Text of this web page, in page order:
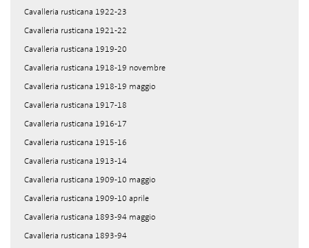
Cavalleria rusticana 1922-23
Cavalleria rusticana 1921-22
Cavalleria rusticana 1919-20
Cavalleria rusticana 1918-19 novembre
Cavalleria rusticana 1918-19 maggio
Cavalleria rusticana 1917-18
Cavalleria rusticana 1916-17
Cavalleria rusticana 1915-16
Cavalleria rusticana 1913-14
Cavalleria rusticana 1909-10 maggio
Cavalleria rusticana 1909-10 aprile
Cavalleria rusticana 1893-94 maggio
Cavalleria rusticana 1893-94